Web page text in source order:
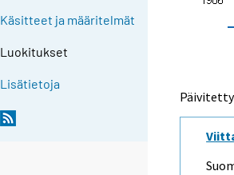
Käsitteet ja määritelmät
Luokitukset
Lisätietoja
Päivitetty